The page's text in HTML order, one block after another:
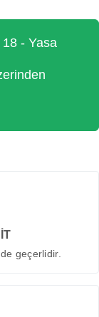
- Yasa
geçerlidir.